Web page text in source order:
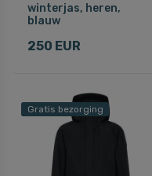
winterjas, heren,
blauw
250 EUR
Gratis bezorging